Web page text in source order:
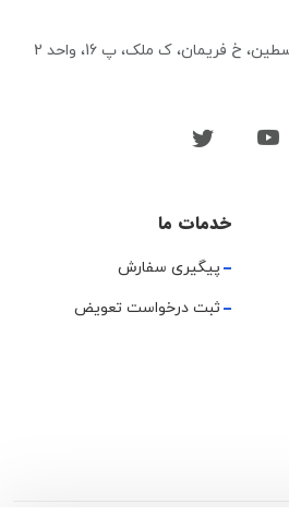
خ فریمان، ک ملک، پ 16، واحد 2
خدمات ما
پیگیری سفارش
ثبت درخواست تعویض